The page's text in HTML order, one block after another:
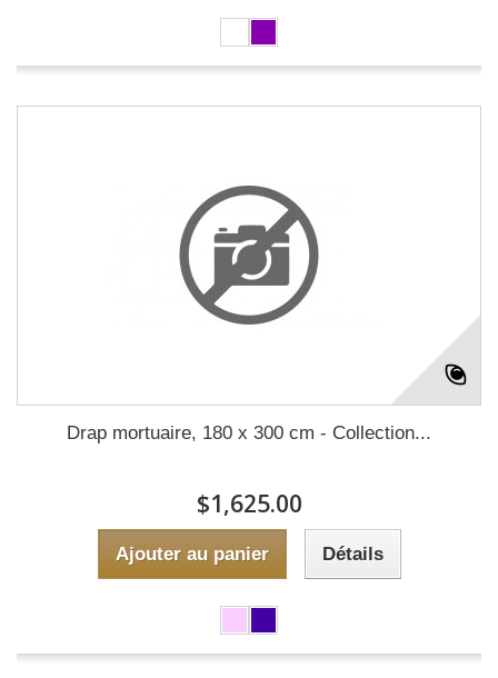
Drap mortuaire, 180 x 300 cm - Collection...
$1,625.00
Ajouter au panier Détails